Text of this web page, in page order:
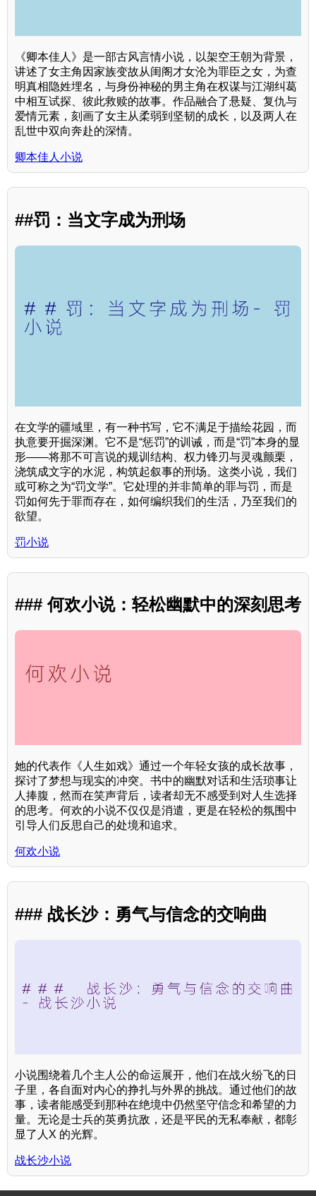
《卿本佳人》是一部古风言情小说，以架空王朝为背景，
讲述了女主角因家族变故从闺阁才女沦为罪臣之女，为查
明真相隐姓埋名，与身份神秘的男主角在权谋与江湖纠葛
中相互试探、彼此救赎的故事。作品融合了悬疑、复仇与
爱情元素，刻画了女主从柔弱到坚韧的成长，以及两人在
乱世中双向奔赴的深情。
卿本佳人小说
##罚：当文字成为刑场
在文学的疆域里，有一种书写，它不满足于描绘花园，而
执意要开掘深渊。它不是“惩罚”的训诫，而是“罚”本身的显
形——将那不可言说的规训结构、权力锋刃与灵魂颤栗，
浇筑成文字的水泥，构筑起叙事的刑场。这类小说，我们
或可称之为“罚文学”。它处理的并非简单的罪与罚，而是
罚如何先于罪而存在，如何编织我们的生活，乃至我们的
欲望。
罚小说
### 何欢小说：轻松幽默中的深刻思考
她的代表作《人生如戏》通过一个年轻女孩的成长故事，
探讨了梦想与现实的冲突。书中的幽默对话和生活琐事让
人捧腹，然而在笑声背后，读者却无不感受到对人生选择
的思考。何欢的小说不仅仅是消遣，更是在轻松的氛围中
引导人们反思自己的处境和追求。
何欢小说
### 战长沙：勇气与信念的交响曲
小说围绕着几个主人公的命运展开，他们在战火纷飞的日
子里，各自面对内心的挣扎与外界的挑战。通过他们的故
事，读者能感受到那种在绝境中仍然坚守信念和希望的力
量。无论是士兵的英勇抗敌，还是平民的无私奉献，都彰
显了人X 的光辉。
战长沙小说